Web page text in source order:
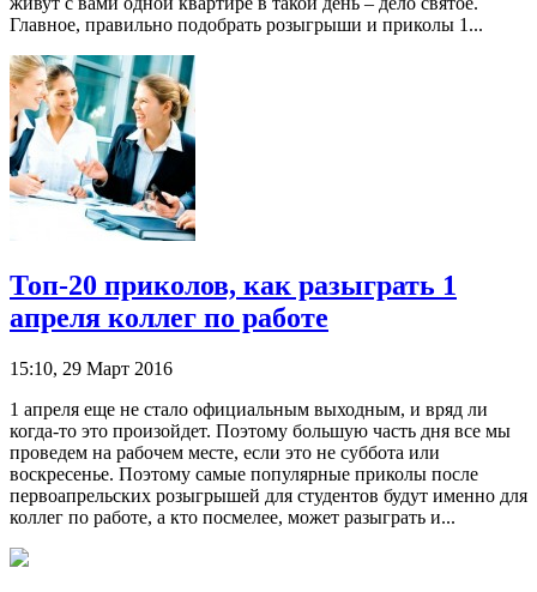
Главное, правильно подобрать розыгрыши и приколы 1...
Топ-20 приколов, как разыграть 1
апреля коллег по работе
15:10, 29 Март 2016
1 апреля еще не стало официальным выходным, и вряд ли
когда-то это произойдет. Поэтому большую часть дня все мы
проведем на рабочем месте, если это не суббота или
воскресенье. Поэтому самые популярные приколы после
первоапрельских розыгрышей для студентов будут именно для
коллег по работе, а кто посмелее, может разыграть и...